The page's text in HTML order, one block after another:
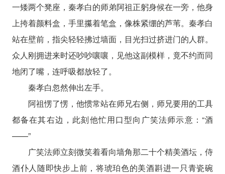
一矮两个凳座，秦孝白的师弟阿祖正躬身候在一旁，他身
上挎着颜料盒，手里攥着笔盒，像株紧绷的芦苇。秦孝白
站在壁前，指尖轻轻拂过墙面，目光扫过挤进门的人群。
众人刚拥进来时还吵吵嚷嚷，见他这副模样，竟不约而同
地闭了嘴，连呼吸都放轻了。
秦孝白忽然伸出左手。
阿祖愣了愣，他惯常站在师兄右侧，师兄要用的工具
都备在其右边，此刻他忙用口型向广笑法师示意：“酒
——”
广笑法师立刻微笑着看向墙角那二十个精美酒坛，侍
酒仆人随即快步上前，将琥珀色的美酒斟进一只青瓷碗